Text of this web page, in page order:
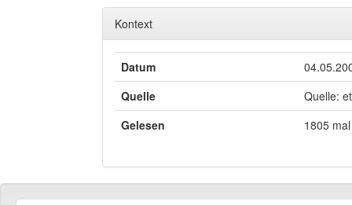
Kontext
Datum
Quelle
Quelle:
Gelesen
1805 mal